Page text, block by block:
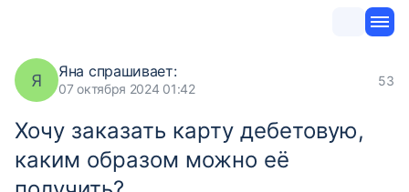
Я Яна спрашивает:
07 октября 2024 01:42
53
Хочу заказать карту дебетовую,
каким образом можно её